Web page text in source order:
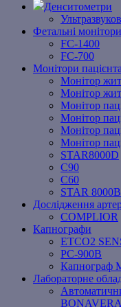
Денситометри
Фетальні монітори
FC-1400
FC-700
Монітори пацієнта
Монітор
Монітор
Mонітоp
Монітор
Монітор
Монітор
STAR8000D
C90
C60
STAR 8000B
Дослідження
COMPLIOR
Капнографи
ETCO2
PC‐900B
Капнограф
Лабораторне